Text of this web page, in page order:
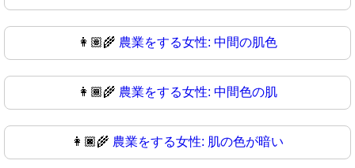
👩🏽‍🌾 農業をする女性: 中間の肌色
👩🏾‍🌾 農業をする女性: 中間色の肌
👩🏿‍🌾 農業をする女性: 肌の色が暗い